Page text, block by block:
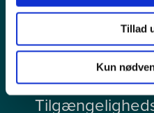
Tillad
Kun
Ledige stillinger
Persondata